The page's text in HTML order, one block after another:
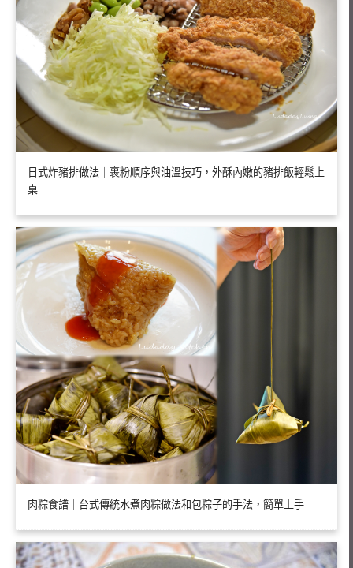
日式炸豬排做法｜裹粉順序與油溫技巧，外酥內嫩的豬排飯輕鬆上
桌
肉粽食譜｜台式傳統水煮肉粽做法和包粽子的手法，簡單上手